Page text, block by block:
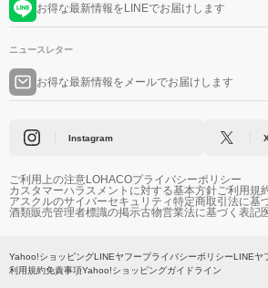
お得な最新情報をLINEでお届けします
ニュースレター
お得な最新情報をメールでお届けします
Instagram
ご利用上の注意LOHACOプライバシーポリシー
カスタマーハラスメントに対する基本方針ご利用規
アスクルのサイバーセキュリティ特定商取引法に基
酒類販売管理者標識の掲示古物営業法に基づく表記
Yahoo!ショッピングLINEヤフープライバシーポリシーLINEヤ
利用規約免責事項Yahoo!ショッピングガイドライン